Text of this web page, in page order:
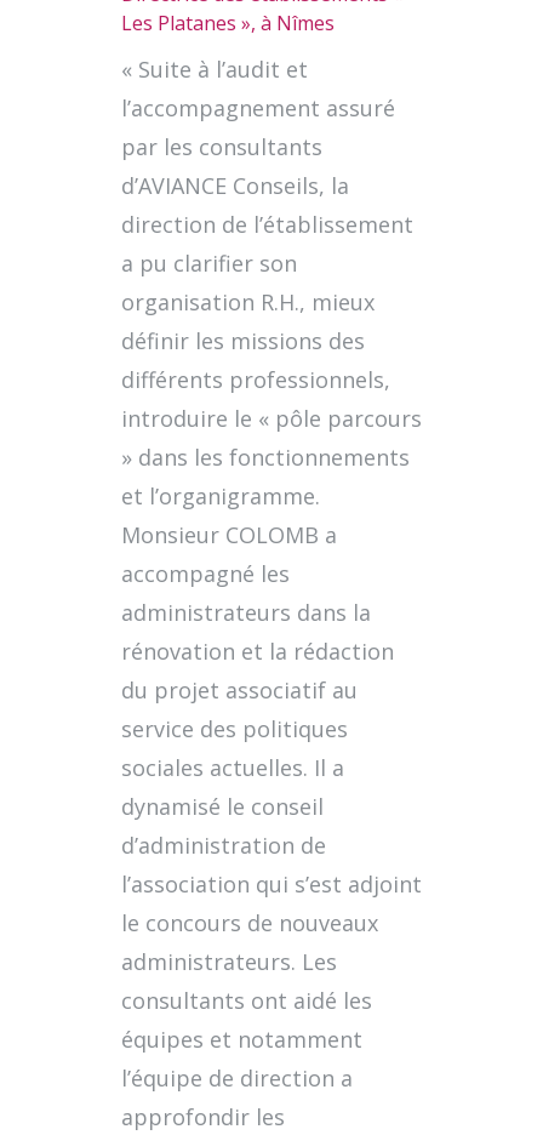
Les Platanes », à Nîmes
« Suite à l’audit et
l’accompagnement assuré
par les consultants
d’AVIANCE Conseils, la
direction de l’établissement
a pu clarifier son
organisation R.H., mieux
définir les missions des
différents professionnels,
introduire le « pôle parcours
» dans les fonctionnements
et l’organigramme.
Monsieur COLOMB a
accompagné les
administrateurs dans la
rénovation et la rédaction
du projet associatif au
service des politiques
sociales actuelles. Il a
dynamisé le conseil
d’administration de
l’association qui s’est adjoint
le concours de nouveaux
administrateurs. Les
consultants ont aidé les
équipes et notamment
l’équipe de direction a
approfondir les